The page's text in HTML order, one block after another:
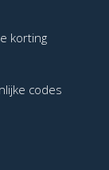
korting
codes